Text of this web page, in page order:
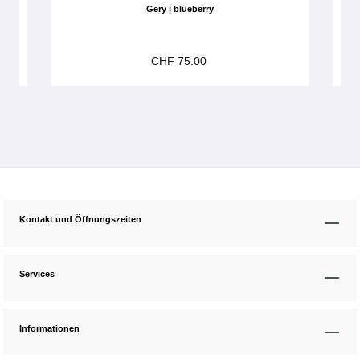
Gery | blueberry
CHF 75.00
Kontakt und Öffnungszeiten
Services
Informationen